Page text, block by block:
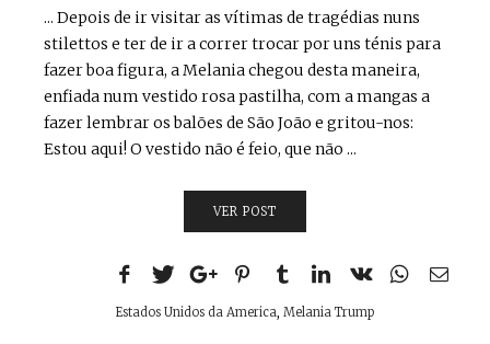
... Depois de ir visitar as vítimas de tragédias nuns
stilettos e ter de ir a correr trocar por uns ténis para
fazer boa figura, a Melania chegou desta maneira,
enfiada num vestido rosa pastilha, com a mangas a
fazer lembrar os balões de São João e gritou-nos:
Estou aqui! O vestido não é feio, que não ...
VER POST
Estados Unidos da America Melania Trump